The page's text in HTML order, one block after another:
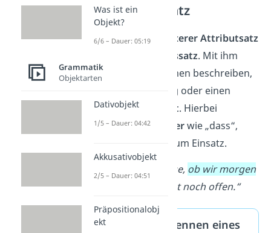
Ergänzungssatz
Ein etwaskomplexerer Attributsatz
Ergänzungssatz. Mit ihm
kannst du ein Nomen beschreiben,
Handlung oder einen
Zustandausdrückt. Hierbei
kommen oft Wörterwie „dass“,
„ob“, oder „wie“ zum Einsatz.
Die Frage, ob wir morgen
, ist noch offen.“
Tipps zum Erkennen eines
Was ist ein
Objekt?
6/6 – Dauer: 05:19
Grammatik
Objektarten
Dativobjekt
1/5 – Dauer: 04:42
Akkusativobjekt
2/5 – Dauer: 04:51
Präpositionalobj
ekt